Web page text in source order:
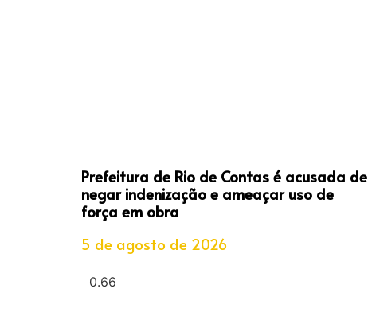
Prefeitura de Rio de Contas é acusada de
negar indenização e ameaçar uso de
força em obra
5 de agosto de 2026